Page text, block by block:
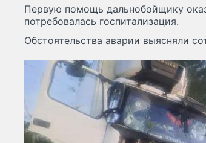
Первую помощь дальнобойщику
потребовалась госпитализация.
Обстоятельства аварии выясняли